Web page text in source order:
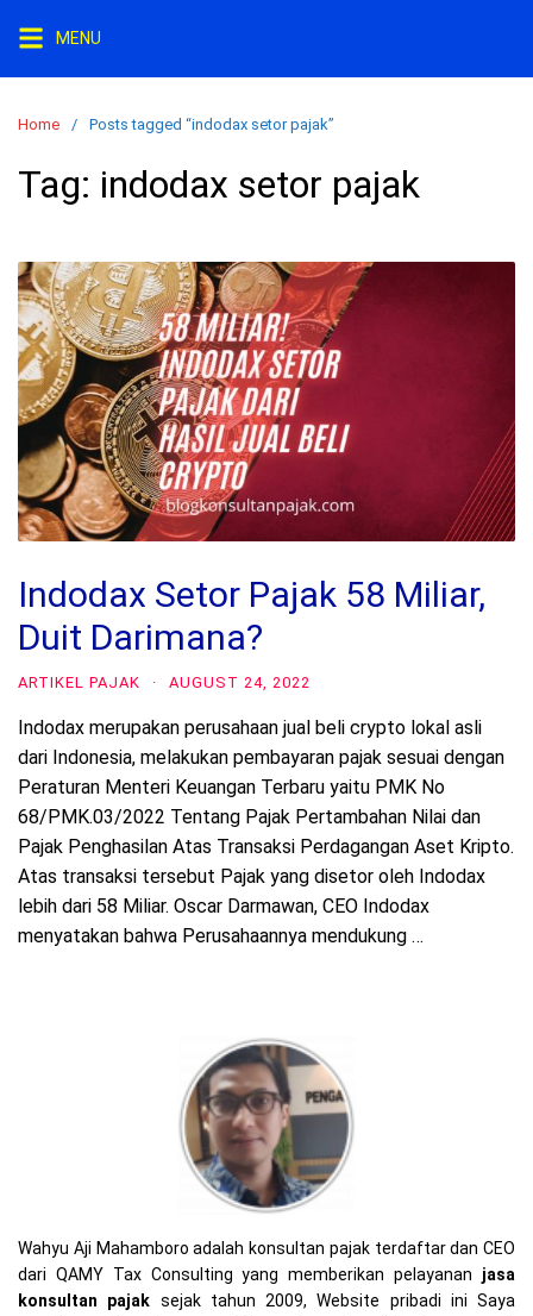
i
MENU
Home Posts tagged “indodax setor pajak”
Tag: indodax setor pajak
Indodax Setor Pajak 58 Miliar,
Duit Darimana?
ARTIKEL PAJAK · AUGUST 24, 2022
Indodax merupakan perusahaan jual beli crypto lokal asli
dari Indonesia, melakukan pembayaran pajak sesuai dengan
Peraturan Menteri Keuangan Terbaru yaitu PMK No
68/PMK.03/2022 Tentang Pajak Pertambahan Nilai dan
Pajak Penghasilan Atas Transaksi Perdagangan Aset Kripto.
Atas transaksi tersebut Pajak yang disetor oleh Indodax
lebih dari 58 Miliar. Oscar Darmawan, CEO Indodax
menyatakan bahwa Perusahaannya mendukung …
Wahyu Aji Mahamboro adalah konsultan pajak terdaftar dan CEO
dari QAMY Tax Consulting yang memberikan pelayanan jasa
konsultan pajak sejak tahun 2009, Website pribadi ini Saya